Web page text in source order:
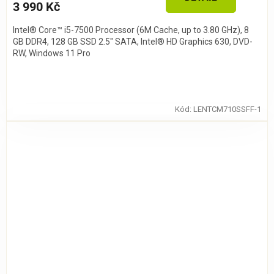
3 990 Kč
Intel® Core™ i5-7500 Processor (6M Cache, up to 3.80 GHz), 8
GB DDR4, 128 GB SSD 2.5" SATA, Intel® HD Graphics 630, DVD-
RW, Windows 11 Pro
Kód: LENTCM710SSFF-1